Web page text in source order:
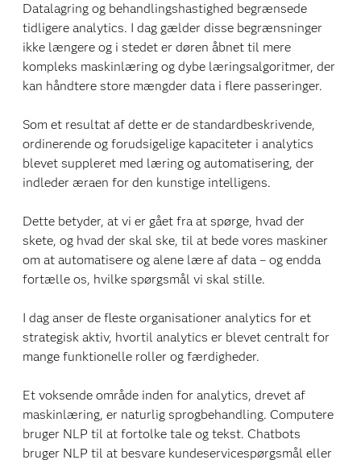
Datalagring og behandlingshastighed begrænsede
tidligere analytics. I dag gælder disse begrænsninger
ikke længere og i stedet er døren åbnet til mere
kompleks maskinlæring og dybe læringsalgoritmer, der
kan håndtere store mængder data i flere passeringer.
Som et resultat af dette er de standardbeskrivende,
ordinerende og forudsigelige kapaciteter i analytics
blevet suppleret med læring og automatisering, der
indleder æraen for den kunstige intelligens.
Dette betyder, at vi er gået fra at spørge, hvad der
skete, og hvad der skal ske, til at bede vores maskiner
om at automatisere og alene lære af data – og endda
fortælle os, hvilke spørgsmål vi skal stille.
I dag anser de fleste organisationer analytics for et
strategisk aktiv, hvortil analytics er blevet centralt for
mange funktionelle roller og færdigheder.
Et voksende område inden for analytics, drevet af
maskinlæring, er naturlig sprogbehandling. Computere
bruger NLP til at fortolke tale og tekst. Chatbots
bruger NLP til at besvare kundeservicespørgsmål eller